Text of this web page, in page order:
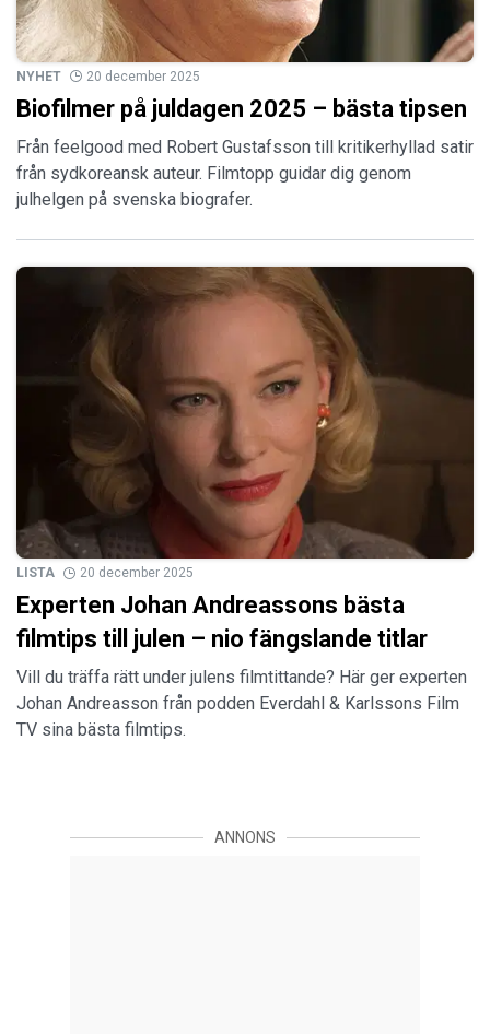
NYHET 20 december 2025
Biofilmer på juldagen 2025 – bästa tipsen
Från feelgood med Robert Gustafsson till kritikerhyllad satir
från sydkoreansk auteur. Filmtopp guidar dig genom
julhelgen på svenska biografer.
LISTA 20 december 2025
Experten Johan Andreassons bästa
filmtips till julen – nio fängslande titlar
Vill du träffa rätt under julens filmtittande? Här ger experten
Johan Andreasson från podden Everdahl & Karlssons Film
TV sina bästa filmtips.
ANNONS